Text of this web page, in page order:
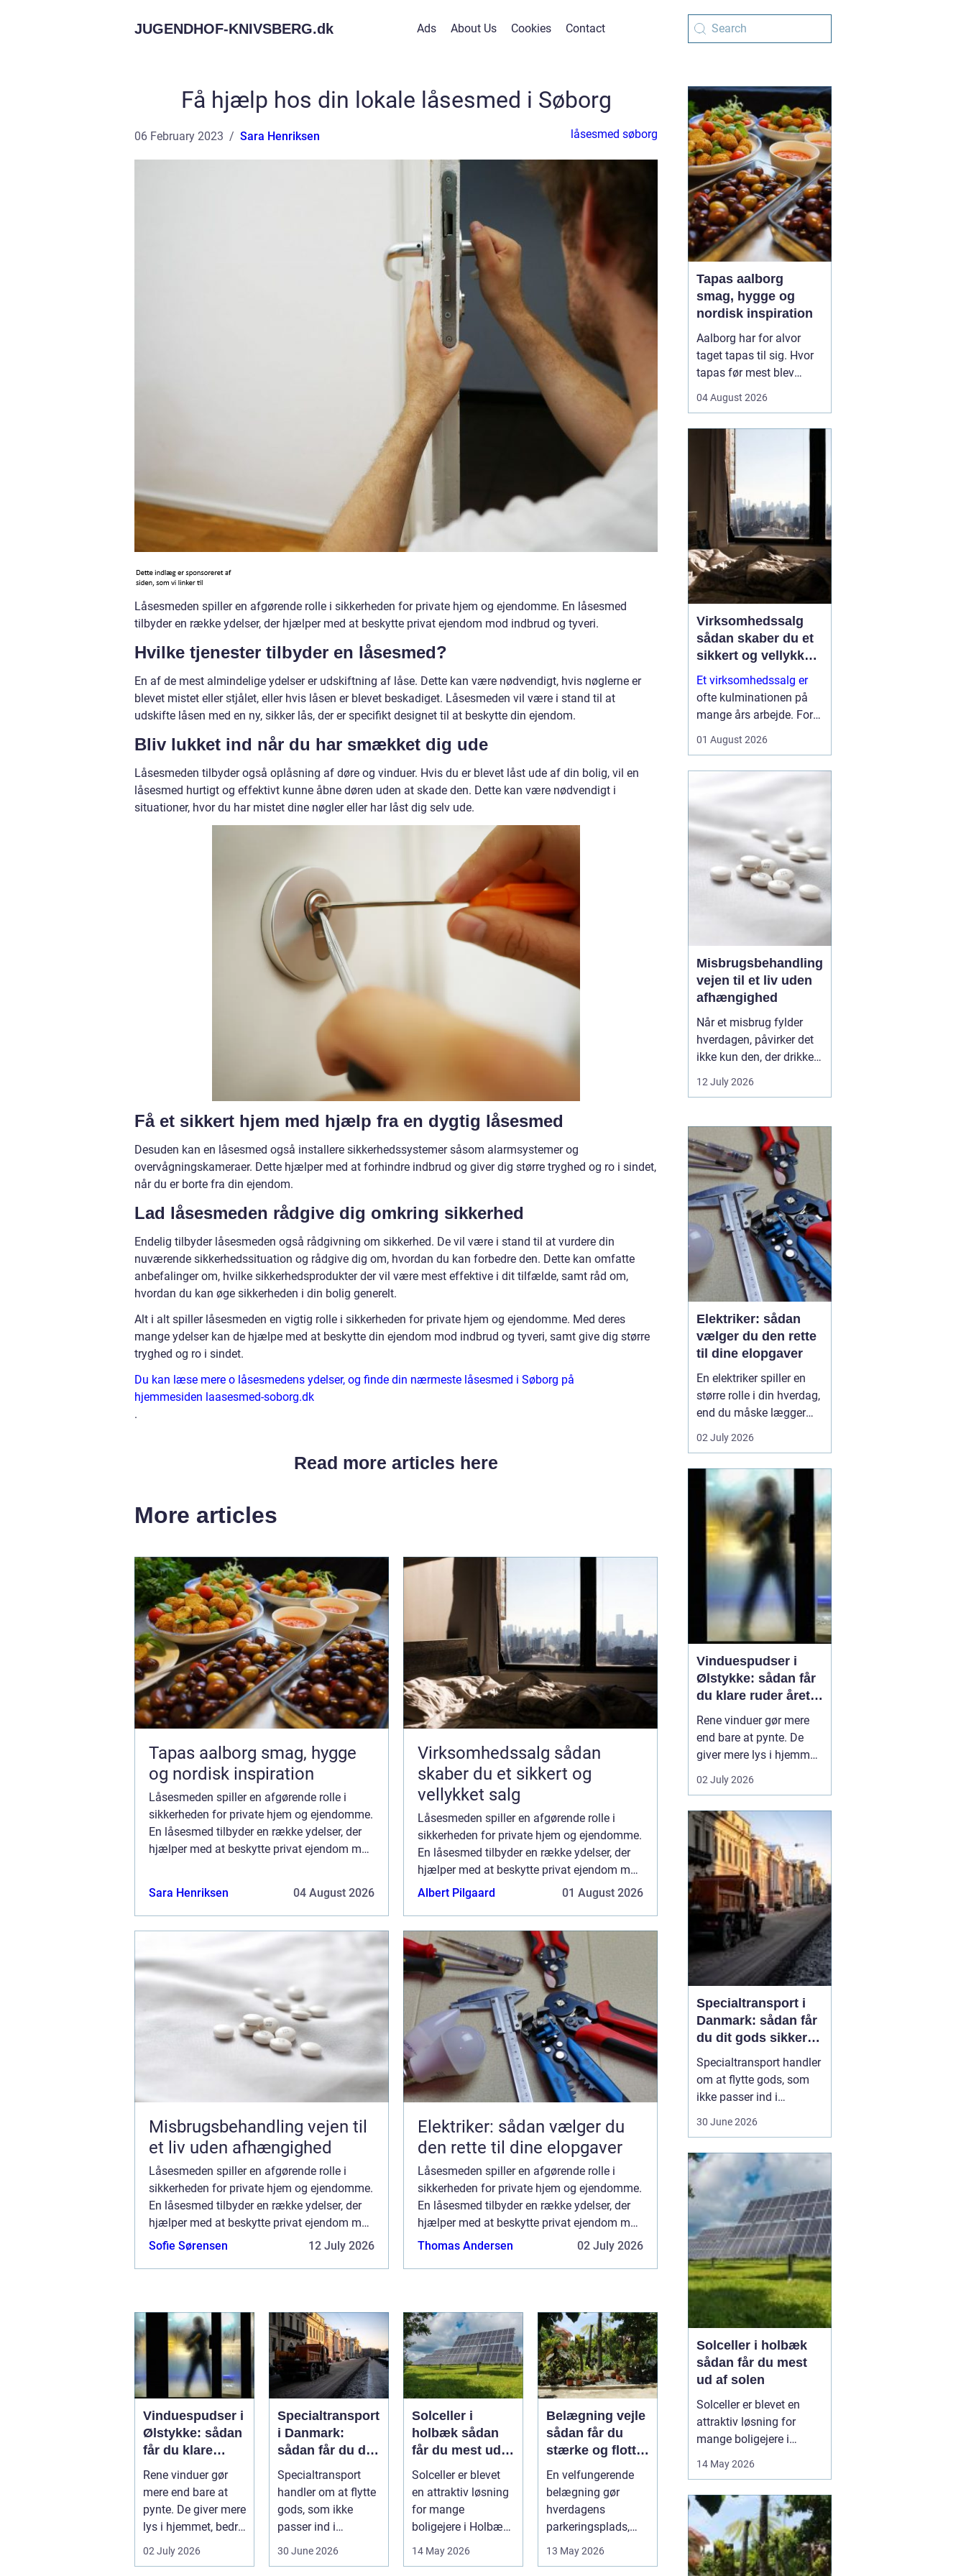
JUGENDHOF-KNIVSBERG.dk Ads About Us Cookies Contact
Få hjælp hos din lokale låsesmed i Søborg
06 February 2023 Sara Henriksen låsesmed søborg
Låsesmeden spiller en afgørende rolle i sikkerheden for private hjem og ejendomme. En låsesmed
tilbyder en række ydelser, der hjælper med at beskytte privat ejendom mod indbrud og tyveri.
Hvilke tjenester tilbyder en låsesmed?
En af de mest almindelige ydelser er udskiftning af låse. Dette kan være nødvendigt, hvis nøglerne er
blevet mistet eller stjålet, eller hvis låsen er blevet beskadiget. Låsesmeden vil være i stand til at
udskifte låsen med en ny, sikker lås, der er specifikt designet til at beskytte din ejendom.
Bliv lukket ind når du har smækket dig ude
Låsesmeden tilbyder også oplåsning af døre og vinduer. Hvis du er blevet låst ude af din bolig, vil en
låsesmed hurtigt og effektivt kunne åbne døren uden at skade den. Dette kan være nødvendigt i
situationer, hvor du har mistet dine nøgler eller har låst dig selv ude.
Få et sikkert hjem med hjælp fra en dygtig låsesmed
Desuden kan en låsesmed også installere sikkerhedssystemer såsom alarmsystemer og
overvågningskameraer. Dette hjælper med at forhindre indbrud og giver dig større tryghed og ro i sindet,
når du er borte fra din ejendom.
Lad låsesmeden rådgive dig omkring sikkerhed
Endelig tilbyder låsesmeden også rådgivning om sikkerhed. De vil være i stand til at vurdere din
nuværende sikkerhedssituation og rådgive dig om, hvordan du kan forbedre den. Dette kan omfatte
anbefalinger om, hvilke sikkerhedsprodukter der vil være mest effektive i dit tilfælde, samt råd om,
hvordan du kan øge sikkerheden i din bolig generelt.
Alt i alt spiller låsesmeden en vigtig rolle i sikkerheden for private hjem og ejendomme. Med deres
mange ydelser kan de hjælpe med at beskytte din ejendom mod indbrud og tyveri, samt give dig større
tryghed og ro i sindet.
Du kan læse mere o låsesmedens ydelser, og finde din nærmeste låsesmed i Søborg på
hjemmesiden laasesmed-soborg.dk
.
Read more articles here
More articles
Tapas aalborg smag, hygge
og nordisk inspiration
Låsesmeden spiller en afgørende rolle i
sikkerheden for private hjem og ejendomme.
En låsesmed tilbyder en række ydelser, der
hjælper med at beskytte privat ejendom mod
Sara Henriksen 04 August 2026
Virksomhedssalg sådan
skaber du et sikkert og
vellykket salg
Låsesmeden spiller en afgørende rolle i
sikkerheden for private hjem og ejendomme.
En låsesmed tilbyder en række ydelser, der
hjælper med at beskytte privat ejendom mod
indbrud og tyveri. Hvilke tjenester tilbyder en
Albert Pilgaard 01 August 2026
Misbrugsbehandling vejen til
et liv uden afhængighed
Låsesmeden spiller en afgørende rolle i
sikkerheden for private hjem og ejendomme.
En låsesmed tilbyder en række ydelser, der
hjælper med at beskytte privat ejendom mod
indbrud og tyveri. Hvilke tjenester tilbyder en
Sofie Sørensen 12 July 2026
Elektriker: sådan vælger du
den rette til dine elopgaver
Låsesmeden spiller en afgørende rolle i
sikkerheden for private hjem og ejendomme.
En låsesmed tilbyder en række ydelser, der
hjælper med at beskytte privat ejendom mod
indbrud og tyveri. Hvilke tjenester tilbyder en
Thomas Andersen 02 July 2026
Vinduespudser i
Ølstykke: sådan
får du klare
ruder året rundt
Rene vinduer gør
mere end bare at
pynte. De giver mere
lys i hjemmet, bedre
udsigt og et p&ae...
02 July 2026
Specialtransport
i Danmark:
sådan får du dit
gods sikkert
frem
Specialtransport
handler om at flytte
gods, som ikke
passer ind i
rammerne for
30 June 2026
Solceller i
holbæk sådan
får du mest ud
af solen
Solceller er blevet
en attraktiv løsning
for mange
boligejere i Holbæk
og omegn. Flere
ønsker at sæn...
14 May 2026
Belægning vejle
sådan får du
stærke og flotte
udendørs
arealer
En velfungerende
belægning gør
hverdagens
parkeringsplads,
terrasse eller
gårdsplads både
13 May 2026
Tapas aalborg
smag, hygge og
nordisk inspiration
Aalborg har for alvor
taget tapas til sig. Hvor
tapas før mest blev
spanske barer, er
fortolket på nye måder
med danske råvarer og
nordiske smage. Mange
vælger tapas til både
hverdag og fest, fordi det
samler...
04 August 2026
Virksomhedssalg
sådan skaber du et
sikkert og vellykket
salg
Et virksomhedssalg er
ofte kulminationen på
mange års arbejde. For
om at trække sig tilbage.
strategisk skridt for at
investeringer. Uanset
årsagen er...
01 August 2026
Misbrugsbehandling
vejen til et liv uden
afhængighed
Når et misbrug fylder
hverdagen, påvirker det
ikke kun den, der drikker,
tager stoffer eller
medicin. Det rammer
arbejdsliv. Mange venter
længe med at søge
hjælp, fordi skam, frygt
og usikkerhed står i
vejen. Men professionel
...
12 July 2026
Elektriker: sådan
vælger du den rette
til dine elopgaver
En elektriker spiller en
større rolle i din hverdag,
end du måske lægger
mærke til. Alt fra lys i
stuen, stikkontakter i
internetforbindelse til
sikkerhedsanlæg og
ventilation kræver
professione...
02 July 2026
Vinduespudser i
Ølstykke: sådan får
du klare ruder året
rundt
Rene vinduer gør mere
end bare at pynte. De
giver mere lys i hjemmet,
bedre udsigt og et
pænere indtryk, når
træder ind. Mange i
Ølstykke står dog med
samme udfordring:
Tiden, kræf...
02 July 2026
Specialtransport i
Danmark: sådan får
du dit gods sikkert
frem
Specialtransport handler
om at flytte gods, som
ikke passer ind i
for langt eller for tungt til
bare at kunne læsses på
en almindelig lastbil.
Når...
30 June 2026
Solceller i holbæk
sådan får du mest
ud af solen
Solceller er blevet en
attraktiv løsning for
mange boligejere i
ønsker at sænke
gøre noget godt for
klimaet. Med de stigende
energipriser og en øget
interesse for grøn
14 May 2026